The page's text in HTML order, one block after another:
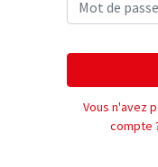
Vous n'avez
compte